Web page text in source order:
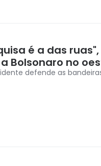
é a das
Bolsonaro no
defende as